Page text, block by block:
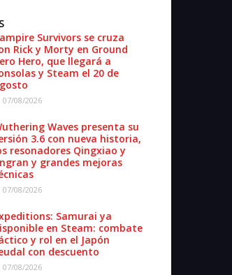
Survivors se cruza
Rick y Morty en Ground
Hero, que llegará a
y Steam el 20 de
07/08/2026
Waves presenta su
3.6 con nueva historia,
resonadores Qingxiao y
y grandes mejoras
07/08/2026
Samurai ya
en Steam: combate
y rol en el Japón
con descuento
07/08/2026